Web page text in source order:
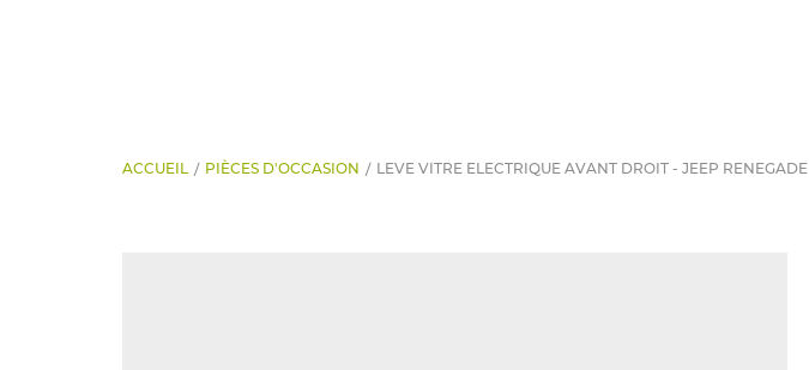
ACCUEIL PIÈCES D'OCCASION LEVE VITRE ELECTRIQUE AVANT DROIT - JEEP RENEGADE